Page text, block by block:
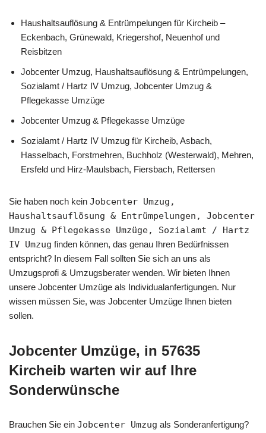
Haushaltsauflösung & Entrümpelungen für Kircheib –
Eckenbach, Grünewald, Kriegershof, Neuenhof und
Reisbitzen
Jobcenter Umzug, Haushaltsauflösung & Entrümpelungen,
Sozialamt / Hartz IV Umzug, Jobcenter Umzug &
Pflegekasse Umzüge
Jobcenter Umzug & Pflegekasse Umzüge
Sozialamt / Hartz IV Umzug für Kircheib, Asbach,
Hasselbach, Forstmehren, Buchholz (Westerwald), Mehren,
Ersfeld und Hirz-Maulsbach, Fiersbach, Rettersen
Sie haben noch kein Jobcenter Umzug,
Haushaltsauflösung & Entrümpelungen, Jobcenter
Umzug & Pflegekasse Umzüge, Sozialamt / Hartz
IV Umzug finden können, das genau Ihren Bedürfnissen
entspricht? In diesem Fall sollten Sie sich an uns als
Umzugsprofi & Umzugsberater wenden. Wir bieten Ihnen
unsere Jobcenter Umzüge als Individualanfertigungen. Nur
wissen müssen Sie, was Jobcenter Umzüge Ihnen bieten
sollen.
Jobcenter Umzüge, in 57635
Kircheib warten wir auf Ihre
Sonderwünsche
Brauchen Sie ein Jobcenter Umzug als Sonderanfertigung?